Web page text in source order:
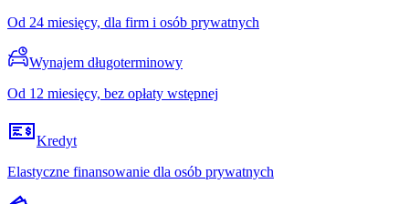
Od 24 miesięcy, dla firm i osób prywatnych
Wynajem długoterminowy
Od 12 miesięcy, bez opłaty wstępnej
Kredyt
Elastyczne finansowanie dla osób prywatnych